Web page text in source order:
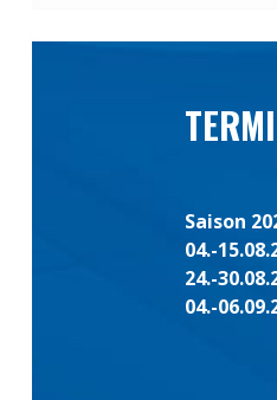
Saison
04.-
24.-
04.-